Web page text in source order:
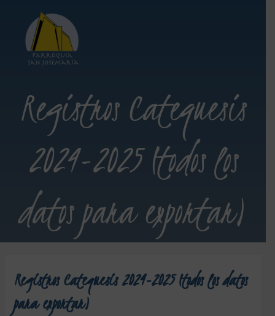
Registros Catequesis
2024-2025 (todos los
datos para exportar)
Registros Catequesis 2024-2025 (todos los datos
para exportar)